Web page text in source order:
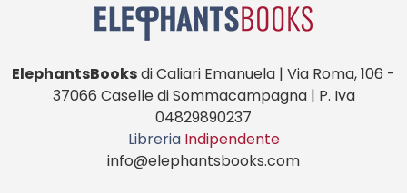
ElephantsBooksdi Caliari Emanuela | Via Roma, 106 -
37066 Caselle di Sommacampagna | P. Iva
04829890237
Libreria Indipendente
info@elephantsbooks.com